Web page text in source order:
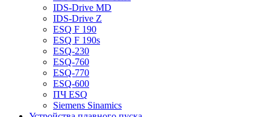
IDS-Drive MD
IDS-Drive Z
ESQ F 190
ESQ F 190s
ESQ-230
ESQ-760
ESQ-770
ESQ-600
ПЧ ESQ
Siemens Sinamics